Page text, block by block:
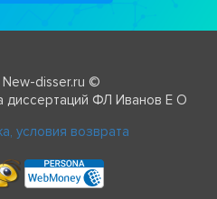
disser.ru ©
диссертаций ФЛ Иванов Е О
условия возврата